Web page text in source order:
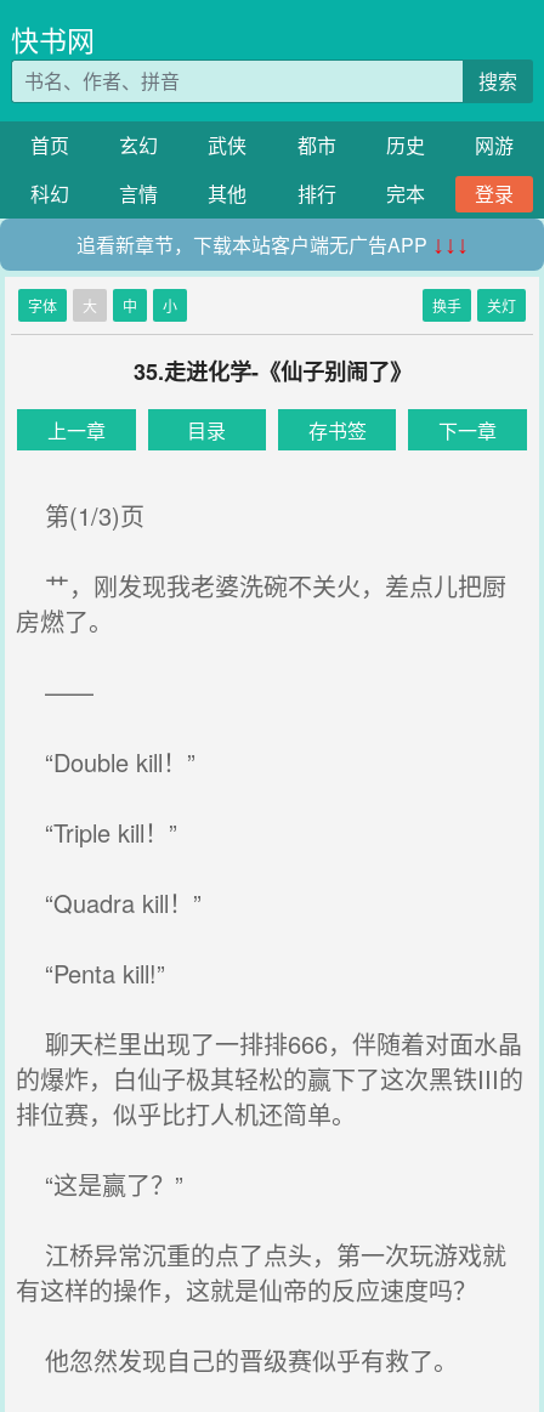
快书网
搜索
首页 玄幻 武侠 都市 历史
网游
科幻
言情 其他 排行 完本
登录
追看新章节，下载本站客户端无广告APP ↓↓↓
字体 大 中 小 换手 关灯
35.走进化学-《仙子别闹了》
上一章 目录 存书签 下一章
第(1/3)页
艹，刚发现我老婆洗碗不关火，差点儿把厨
房燃了。
——
“Double kill！”
“Triple kill！”
“Quadra kill！”
“Penta kill!”
聊天栏里出现了一排排666，伴随着对面水晶
的爆炸，白仙子极其轻松的赢下了这次黑铁III的
排位赛，似乎比打人机还简单。
“这是赢了？”
江桥异常沉重的点了点头，第一次玩游戏就
有这样的操作，这就是仙帝的反应速度吗？
他忽然发现自己的晋级赛似乎有救了。